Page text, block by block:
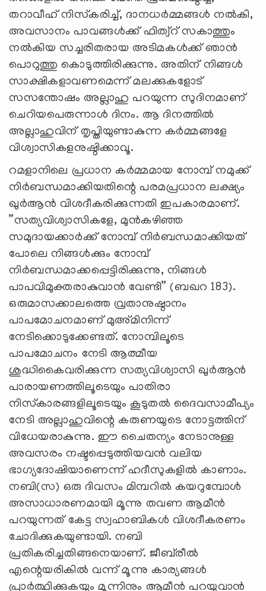
തറാവീഹ് നിസ്‌കരിച്ച്, ദാനധര്‍മ്മങ്ങള്‍ നല്‍കി,
അവസാനം പാവങ്ങള്‍ക്ക് ഫിത്വ്‌റ് സകാത്തും
നല്‍കിയ സച്ചരിതരായ അടിമകള്‍ക്ക് ഞാന്‍
പൊറുത്തു കൊടുത്തിരിക്കുന്നു. അതിന് നിങ്ങള്‍
സാക്ഷികളാവണമെന്ന് മലക്കുകളോട്
സസന്തോഷം അല്ലാഹു പറയുന്ന സുദിനമാണ്
ചെറിയപെരുന്നാള്‍ ദിനം. ആ ദിനത്തില്‍
അല്ലാഹുവിന് തൃപ്തിയുണ്ടാകുന്ന കര്‍മ്മങ്ങളേ
വിശ്വാസികളനുഷ്ഠിക്കാവൂ.
റമളാനിലെ പ്രധാന കര്‍മ്മമായ നോമ്പ് നമുക്ക്
നിര്‍ബന്ധമാക്കിയതിന്റെ പരമപ്രധാന ലക്ഷ്യം
ഖുര്‍ആന്‍ വിശദീകരിക്കുന്നതി ഇപകാരമാണ്.
”സത്യവിശ്വാസികളേ, മുന്‍കഴിഞ്ഞ
സമുദായക്കാര്‍ക്ക് നോമ്പ് നിര്‍ബന്ധമാക്കിയത്
പോലെ നിങ്ങള്‍ക്കും നോമ്പ്
നിര്‍ബന്ധമാക്കപ്പെട്ടിരിക്കുന്നു, നിങ്ങള്‍
പാപവിമുക്തരാകുവാന്‍ വേണ്ടി” (ബഖറ 183).
ഒരുമാസക്കാലത്തെ വ്രതാനുഷ്ഠാനം
പാപമോചനമാണ് മുഅ്മിനിന്ന്
നേടിക്കൊടുക്കേണ്ടത്. നോമ്പിലൂടെ
പാപമോചനം നേടി ആത്മീയ
ശുദ്ധികൈവരിക്കുന്ന സത്യവിശ്വാസി ഖുര്‍ആന്‍
പാരായണത്തിലൂടെയും പാതിരാ
നിസ്‌കാരങ്ങളിലൂടെയും കൂടുതല്‍ ദൈവസാമീപ്യം
നേടി അല്ലാഹുവിന്റെ കരുണയുടെ നോട്ടത്തിന്
വിധേയരാകുന്നു. ഈ ചൈതന്യം നേടാനുള്ള
അവസരം നഷ്ടപ്പെടുത്തിയവന്‍ വലിയ
ഭാഗ്യദോഷിയാണെന്ന് ഹദീസുകളില്‍ കാണാം.
നബി(സ) ഒരു ദിവസം മിമ്പറില്‍ കയറുമ്പോള്‍
അസാധാരണമായി മൂന്നു തവണ ആമീന്‍
പറയുന്നത് കേട്ട സ്വഹാബികള്‍ വിശദീകരണം
ചോദിക്കുകയുണ്ടായി. നബി
പ്രതികരിച്ചതിങ്ങനെയാണ്. ജീബ്‌രീല്‍
എന്റെയരികില്‍ വന്ന് മൂന്നു കാര്യങ്ങള്‍
പ്രാര്‍ത്ഥിക്കുകയും മൂന്നിനും ആമീന്‍ പറയുവാന്‍